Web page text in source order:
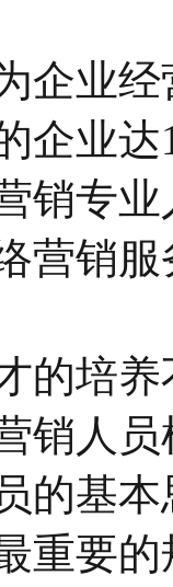
企业
企业
销专
营销
的培
销人
的基
重要